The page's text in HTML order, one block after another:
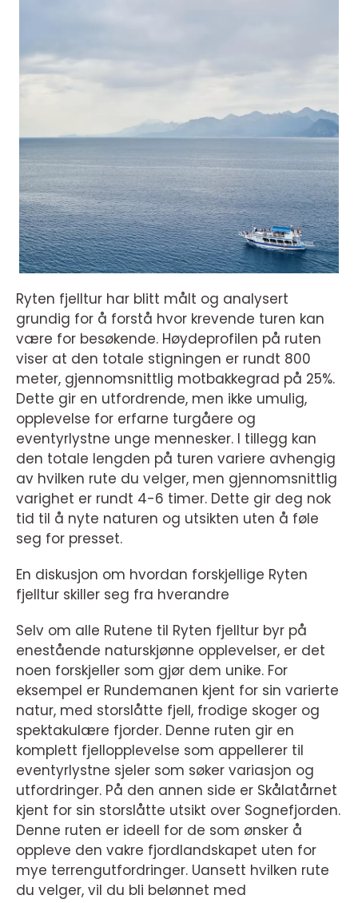
Ryten fjelltur har blitt målt og analysert
grundig for å forstå hvor krevende turen kan
være for besøkende. Høydeprofilen på ruten
viser at den totale stigningen er rundt 800
meter, gjennomsnittlig motbakkegrad på 25%.
Dette gir en utfordrende, men ikke umulig,
opplevelse for erfarne turgåere og
eventyrlystne unge mennesker. I tillegg kan
den totale lengden på turen variere avhengig
av hvilken rute du velger, men gjennomsnittlig
varighet er rundt 4-6 timer. Dette gir deg nok
tid til å nyte naturen og utsikten uten å føle
seg for presset.
En diskusjon om hvordan forskjellige Ryten
fjelltur skiller seg fra hverandre
Selv om alle Rutene til Ryten fjelltur byr på
enestående naturskjønne opplevelser, er det
noen forskjeller som gjør dem unike. For
eksempel er Rundemanen kjent for sin varierte
natur, med storslåtte fjell, frodige skoger og
spektakulære fjorder. Denne ruten gir en
komplett fjellopplevelse som appellerer til
eventyrlystne sjeler som søker variasjon og
utfordringer. På den annen side er Skålatårnet
kjent for sin storslåtte utsikt over Sognefjorden.
Denne ruten er ideell for de som ønsker å
oppleve den vakre fjordlandskapet uten for
mye terrengutfordringer. Uansett hvilken rute
du velger, vil du bli belønnet med